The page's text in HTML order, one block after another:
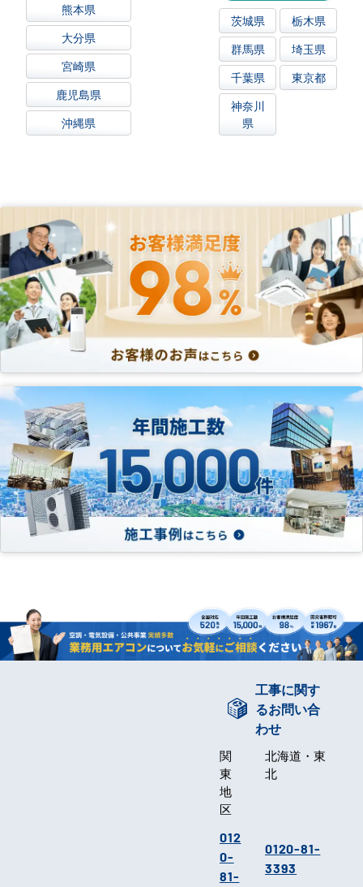
茨城県
栃木県
群馬県
埼玉県
千葉県
東京都
神奈川
県
熊本県
大分県
宮崎県
鹿児島県
沖縄県
工事に関す
るお問い合
わせ
関
東
地
区
012
0-
81-
北海道・東
北
0120-81-
3393